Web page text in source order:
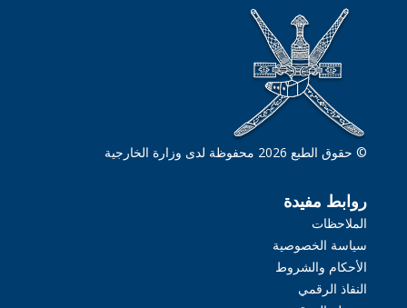
© حقوق الطبع 2026 محفوظة لدى وزارة الخارجية
روابط مفيدة
الملاحظات
سياسة الخصوصية
الأحكام والشروط
النفاذ الرقمي